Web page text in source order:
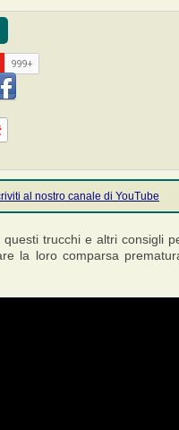
al nostro canale di YouTube
trucchi e altri consigli
la loro comparsa